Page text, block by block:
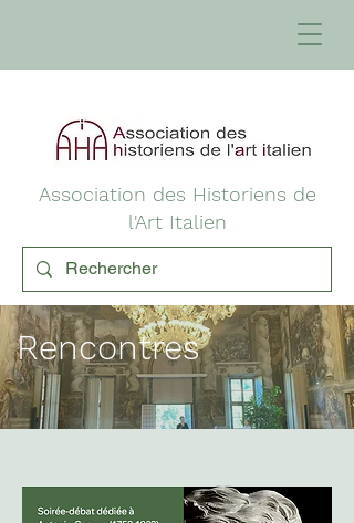
Association des Historiens de
l'Art Italien
Rencontres